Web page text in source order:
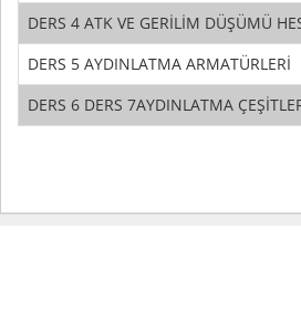
DERS 4 ATK VE GERİLİM DÜŞÜMÜ
DERS 5 AYDINLATMA ARMATÜRLERİ
DERS 6 DERS 7AYDINLATMA